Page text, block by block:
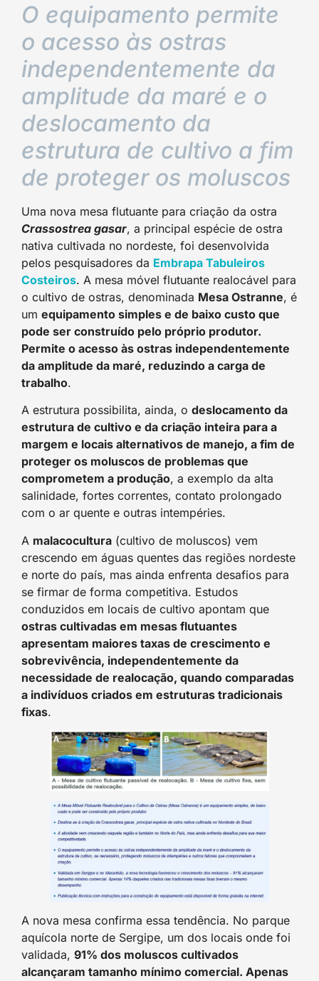
O equipamento permite
o acesso às ostras
independentemente da
amplitude da maré e o
deslocamento da
estrutura de cultivo a fim
de proteger os moluscos
Uma nova mesa flutuante para criação da ostra
Crassostrea gasar, a principal espécie de ostra
nativa cultivada no nordeste, foi desenvolvida
pelos pesquisadores da Embrapa Tabuleiros
Costeiros. A mesa móvel flutuante realocável para
o cultivo de ostras, denominada Mesa Ostranne, é
um equipamento simples e de baixo custo que
pode ser construído pelo próprio produtor.
Permite o acesso às ostras independentemente
da amplitude da maré, reduzindo a carga de
trabalho.
A estrutura possibilita, ainda, o deslocamento da
estrutura de cultivo e da criação inteira para a
margem e locais alternativos de manejo, a fim de
proteger os moluscos de problemas que
comprometem a produção, a exemplo da alta
salinidade, fortes correntes, contato prolongado
com o ar quente e outras intempéries.
A malacocultura (cultivo de moluscos) vem
crescendo em águas quentes das regiões nordeste
e norte do país, mas ainda enfrenta desafios para
se firmar de forma competitiva. Estudos
conduzidos em locais de cultivo apontam que
ostras cultivadas em mesas flutuantes
apresentam maiores taxas de crescimento e
sobrevivência, independentemente da
necessidade de realocação, quando comparadas
a indivíduos criados em estruturas tradicionais
fixas.
A nova mesa confirma essa tendência. No parque
aquícola norte de Sergipe, um dos locais onde foi
validada, 91% dos moluscos cultivados
alcançaram tamanho mínimo comercial. Apenas